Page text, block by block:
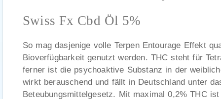
Swiss Fx Cbd Öl 5%
So mag dasjenige volle Terpen Entourage Effekt
Bioverfügbarkeit genutzt werden. THC steht für
ferner ist die psychoaktive Substanz in der
wirkt berauschend und fällt in Deutschland unter
Beteubungsmittelgesetz. Mit maximal 0,2% THC